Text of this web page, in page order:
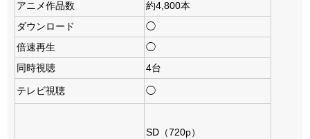
アニメ作品数
約4,800本
ダウンロード
◯
倍速再生
◯
同時視聴
4台
テレビ視聴 ◯
SD（720p）